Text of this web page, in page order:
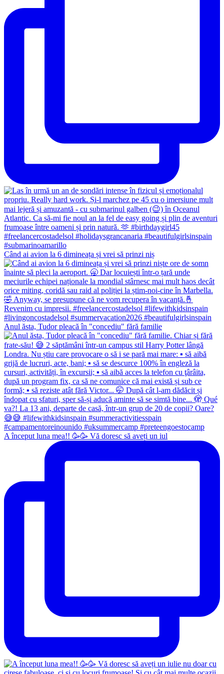
Când ai avion la 6 dimineața și vrei să prinzi niș
Anul ăsta, Tudor pleacă în "concediu" fără familie
A început luna mea!! 🥳🥳 Vă doresc să aveți un iul